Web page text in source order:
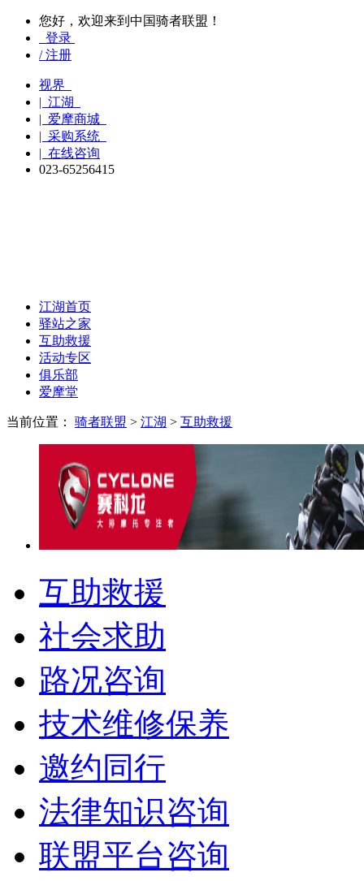
您好，欢迎来到中国骑者联盟！
登录
/ 注册
视界
| 江湖
| 爱摩商城
| 采购系统
| 在线咨询
023-65256415
江湖首页
驿站之家
互助救援
活动专区
俱乐部
爱摩堂
当前位置： 骑者联盟 > 江湖 > 互助救援
互助救援
社会求助
路况咨询
技术维修保养
邀约同行
法律知识咨询
联盟平台咨询